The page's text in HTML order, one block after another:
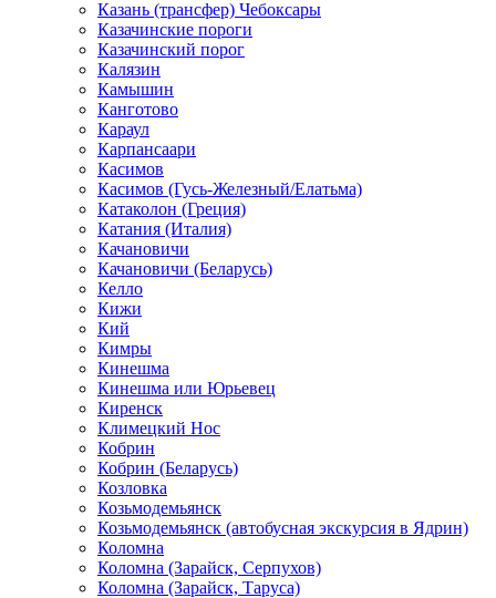
Казань (трансфер) Чебоксары
Казачинские пороги
Казачинский порог
Калязин
Камышин
Канготово
Караул
Карпансаари
Касимов
Касимов (Гусь-Железный/Елатьма)
Катаколон (Греция)
Катания (Италия)
Качановичи
Качановичи (Беларусь)
Келло
Кижи
Кий
Кимры
Кинешма
Кинешма или Юрьевец
Киренск
Климецкий Нос
Кобрин
Кобрин (Беларусь)
Козловка
Козьмодемьянск
Козьмодемьянск (автобусная экскурсия в Ядрин)
Коломна
Коломна (Зарайск, Серпухов)
Коломна (Зарайск, Таруса)